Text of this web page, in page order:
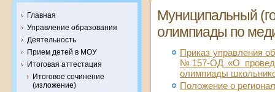
Главная
Управление образования
Деятельность
Прием детей в МОУ
Итоговая аттестация
Итоговое сочинение
(изложение)
Муниципальный
олимпиады по
Приказ управления
№157-ОД «О
олимпиады
Положение о